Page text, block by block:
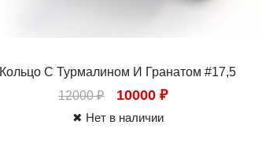
Кольцо С Турмалином И Гранатом #17,5
12000₽ 10000₽
✖ Нет в наличии